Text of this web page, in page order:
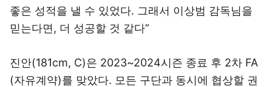
좋은 성적을 낼 수 있었다. 그래서 이상범 감독님을
믿는다면, 더 성공할 것 같다”
진안(181cm, C)은 2023~2024시즌 종료 후 2차 FA
(자유계약)를 맞았다. 모든 구단과 동시에 협상할 권